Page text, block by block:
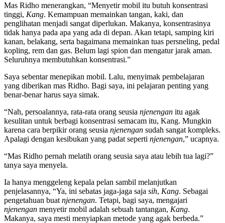
Mas Ridho menerangkan, “Menyetir mobil itu butuh konsentrasi
tinggi, Kang. Kemampuan memainkan tangan, kaki, dan
penglihatan menjadi sangat diperlukan. Makanya, konsentrasinya
tidak hanya pada apa yang ada di depan. Akan tetapi, samping kiri
kanan, belakang, serta bagaimana memainkan tuas persneling, pedal
kopling, rem dan gas. Belum lagi spion dan mengatur jarak aman.
Seluruhnya membutuhkan konsentrasi.”
Saya sebentar menepikan mobil. Lalu, menyimak pembelajaran
yang diberikan mas Ridho. Bagi saya, ini pelajaran penting yang
benar-benar harus saya simak.
“Nah, persoalannya, rata-rata orang seusia njenengan itu agak
kesulitan untuk berbagi konsentrasi semacam itu, Kang. Mungkin
karena cara berpikir orang seusia njenengan sudah sangat kompleks.
Apalagi dengan kesibukan yang padat seperti njenengan,” ucapnya.
“Mas Ridho pernah melatih orang seusia saya atau lebih tua lagi?”
tanya saya menyela.
Ia hanya menggeleng kepala pelan sambil melanjutkan
penjelasannya, “Ya, ini sebatas jaga-jaga saja sih, Kang. Sebagai
pengetahuan buat njenengan. Tetapi, bagi saya, mengajari
njenengan menyetir mobil adalah sebuah tantangan, Kang.
Makanya, saya mesti menyiapkan metode yang agak berbeda.”